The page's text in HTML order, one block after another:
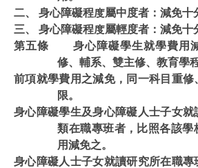
二、 身心障礙程度屬中度者：減免十
三、 身心障礙程度屬輕度者：減免十
第五條 身心障礙學生就學費用
修、輔系、雙主修、教育學
前項就學費用之減免，同一科目重
限。
身心障礙學生及身心障礙人士子女
類在職專班者，比照各該學
用減免之。
身心障礙人士子女就讀研究所在職專